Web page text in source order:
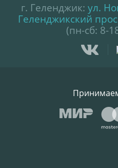
г. Геленджик: ул.
Геленджикский
(пн-сб: 8-